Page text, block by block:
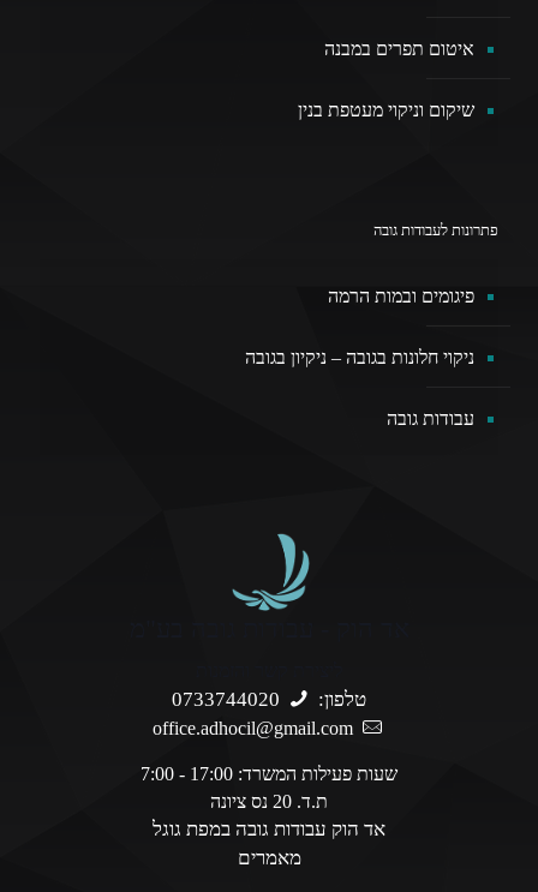
איטום תפרים במבנה
שיקום וניקוי מעטפת בנין
פתרונות לעבודות גובה
פיגומים ובמות הרמה
ניקוי חלונות בגובה – ניקיון בגובה
עבודות גובה
טלפון: 0733744020
office.adhocil@gmail.com
שעות פעילות המשרד: 17:00 - 7:00
ת.ד. 20 נס ציונה
אד הוק עבודות גובה במפת גוגל
מאמרים